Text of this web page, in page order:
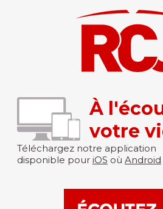
À
votre
Téléchargez notre application
disponible pour iOS où Android